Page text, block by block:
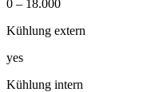
0 – 18.000
Kühlung extern
yes
Kühlung intern